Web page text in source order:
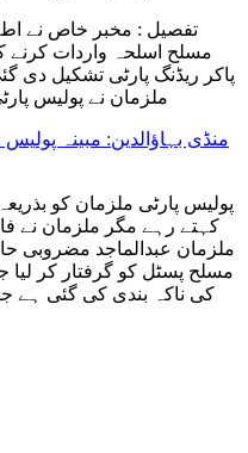
تفصیل : مخبر خاص نے اطلاع
مسلح اسلحہ واردات کرنے
پاکر ریڈنگ پارٹی تشکیل دی
ملزمان نے پولیس
پولیس پارٹی ملزمان کو بذریعہ
کہتے رہے مگر ملزمان نے
ملزمان عبدالماجد مضروبی
کی ناکہ بندی کی گئی ہے